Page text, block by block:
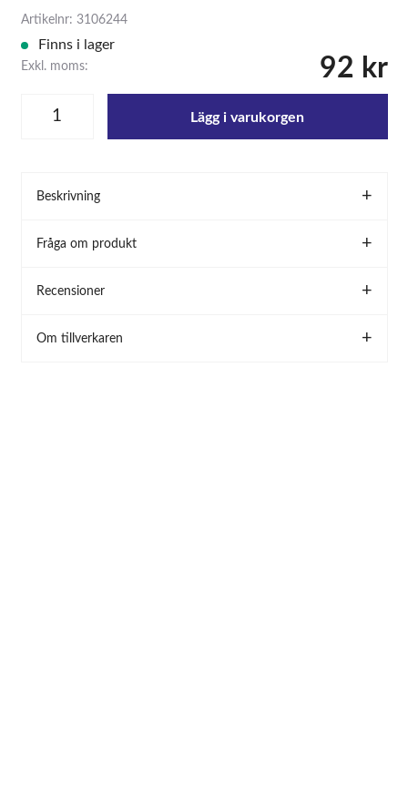
Artikelnr: 3106244
Finns i lager
Exkl. moms: 92 kr
Lägg i varukorgen
Beskrivning
Fråga om produkt
Recensioner
Om tillverkaren